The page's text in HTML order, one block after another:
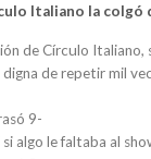
Italiano la
de Círculo Italiano,
de repetir mil
9-
algo le faltaba al